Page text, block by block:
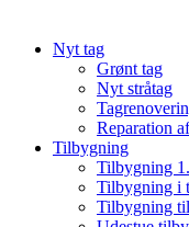
Nyt tag
Grønt tag
Nyt stråtag
Reparation
Tilbygning
Tilbygning
Tilbygning i
Tilbygning